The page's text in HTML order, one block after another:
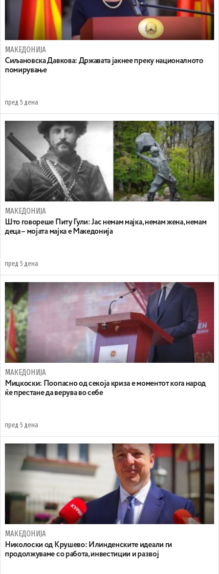
МАКЕДОНИЈА
Сиљановска Давкова: Државата јакнее преку националното
помирување
пред 5 дена
МАКЕДОНИЈА
Што говореше Питу Гули: Јас немам мајка, немам жена, немам
деца – мојата мајка е Македонија
пред 5 дена
МАКЕДОНИЈА
Мицкоски: Поопасно од секоја криза е моментот кога народ
ќе престане да верува во себе
пред 5 дена
МАКЕДОНИЈА
Николоски од Крушево: Илинденските идеали ги
продолжуваме со работа, инвестиции и развој